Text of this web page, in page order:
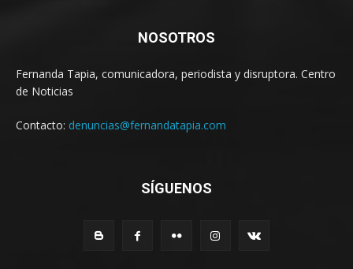
NOSOTROS
Fernanda Tapia, comunicadora, periodista y disruptora. Centro
de Noticias
Contacto: denuncias@fernandatapia.com
SÍGUENOS